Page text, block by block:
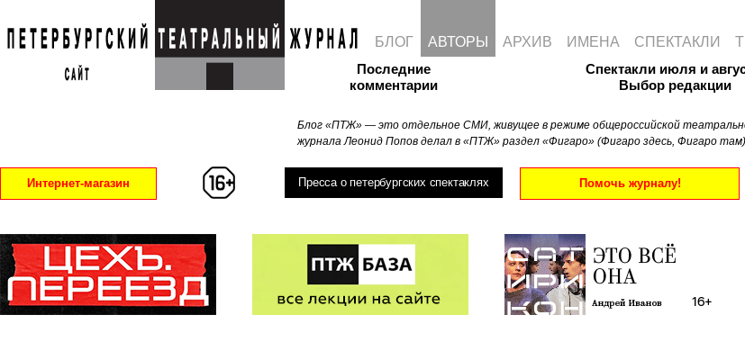
Последние
комментарии
Блог «ПТЖ» — это отдельное СМИ, живущее в режиме общероссийской
журнала Леонид Попов делал в «ПТЖ» раздел «Фигаро» (Фигаро здесь, Фигаро
Спектакли июля и
Выбор редакции
Интернет-магазин Пресса о петербургских спектаклях Помочь журналу!
БЛОГ АВТОРЫ АРХИВ ИМЕНА СПЕКТАКЛИ